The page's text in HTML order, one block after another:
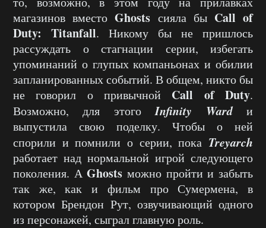
магазинов вместоGhosts сияла бы Call of
Duty: Titanfall. Никому бы не пришлось
рассуждать о стагнации серии, избегать
упоминаний о глупых компаньонах и обилии
запланированных событий. В общем, никто бы
не говорил о привычной Call of Duty.
Возможно, для этогоInfinity Wardи
выпустила свою поделку. Чтобы о ней
спорили и помнили о серии, пока Treyarch
работает над нормальной игрой следующего
поколения. АGhosts можно пройти и забыть
так же, как и фильм про Сумермена, в
котором Брендон Рут, озвучивающий одного
из персонажей, сыграл главную роль.